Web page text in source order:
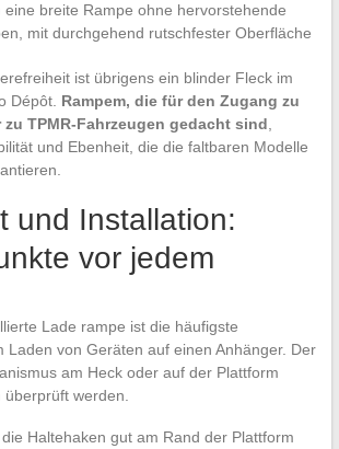
eine breite Rampe ohne hervorstehende
mit durchgehend rutschfester Oberfläche
ist übrigens ein blinder Fleck im
Dépôt. Rampem, die für den Zugang zu
TPMR-Fahrzeugen gedacht sind,
und Ebenheit, die die faltbaren Modelle
und Installation:
vor jedem
Lade rampe ist die häufigste
Laden von Geräten auf einen Anhänger. Der
am Heck oder auf der Plattform
überprüft werden.
Haltehaken gut am Rand der Plattform